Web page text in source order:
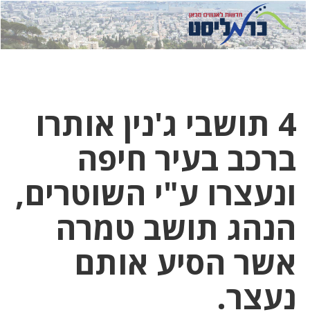
לחץ
כאן
לחץ
כדי
4 תושבי ג'נין אותרו
ברכב בעיר חיפה
ונעצרו ע"י השוטרים,
הנהג תושב טמרה
אשר הסיע אותם
נעצר.